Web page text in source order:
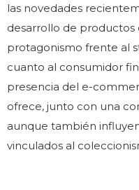
las novedades
desarrollo de productos
protagonismo frente al
cuanto al consumidor
presencia del e-
ofrece, junto con una
aunque también
vinculados al